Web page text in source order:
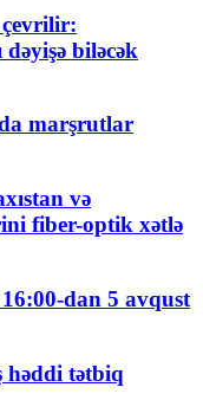
biləcək
marşrutlar
və
fiber-optik xətlə
dan 5 avqust
həddi tətbiq